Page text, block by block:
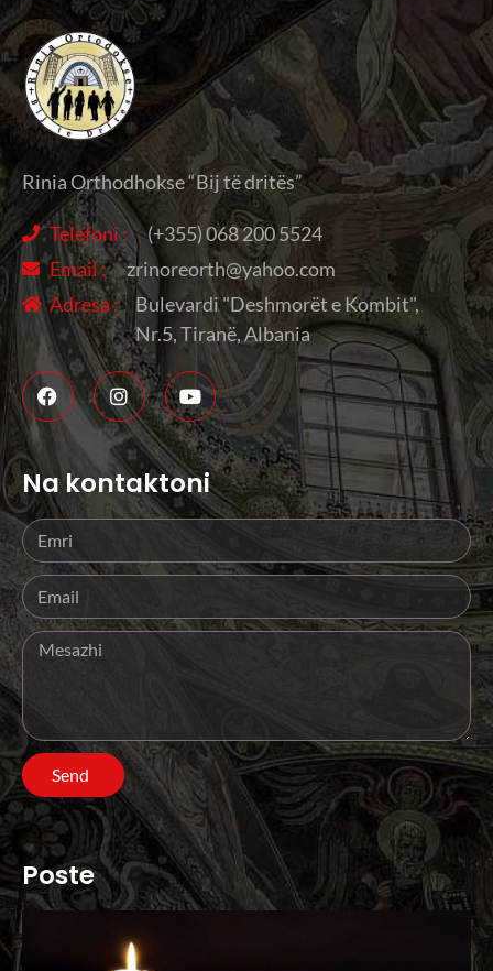
Rinia Orthodhokse “Bij të dritës”
Telefoni :
(+355) 068 200 5524
Email :
zrinoreorth@yahoo.com
Adresa :
Bulevardi "Deshmorët e Kombit",
Nr.5, Tiranë, Albania
Na kontaktoni
Send
Poste